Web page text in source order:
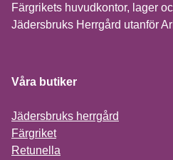
Färgrikets huvudkontor, lager
Jädersbruks Herrgård utanför
Våra butiker
Jädersbruks herrgård
Färgriket
Retunella